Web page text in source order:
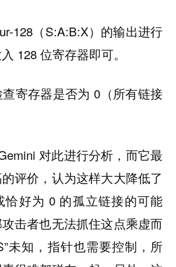
128（S:A:B:X）的输出进行
128 位寄存器即可。
寄存器是否为 0（所有链接
对此进行分析，而它最
评价，认为这样大大降低了
恰好为 0 的孤立链接的可能
击者也无法抓住这点乘虚而
未知，指针也需要控制，所